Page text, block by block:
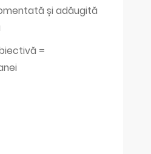
și adăugită
=